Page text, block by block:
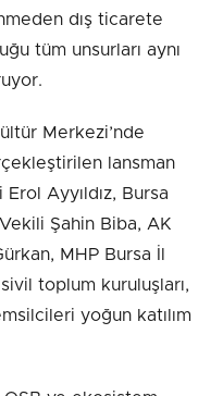
dış ticarete
tüm unsurları aynı
Merkezi’nde
lansman
Ayyıldız, Bursa
Şahin Biba, AK
MHP Bursa İl
toplum kuruluşları,
yoğun katılım